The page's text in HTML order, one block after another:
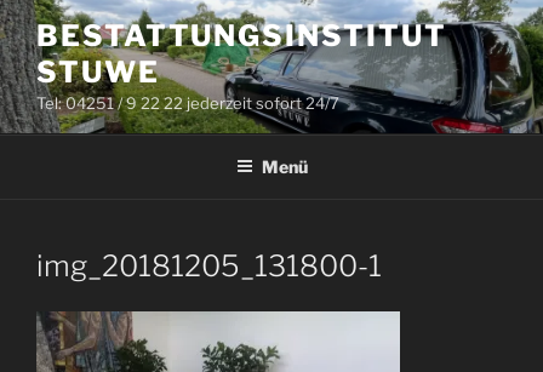
Zum
Inhalt
springen
BESTATTUNGSINSTITUT
STUWE
Tel: 04251 / 9 22 22 jederzeit sofort 24/7
Menü
img_20181205_131800-1